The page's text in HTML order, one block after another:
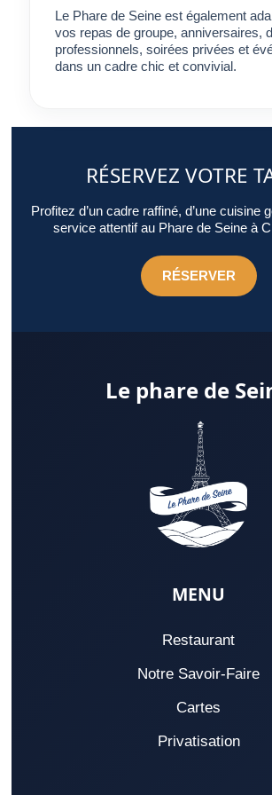
Marne est souvent celui qui répond
Le Phare de Seine est également
vos repas de groupe, anniversaires,
professionnels, soirées privées et
dans un cadre chic et convivial.
RÉSERVEZ VOTRE
Profitez d’un cadre raffiné, d’une cuisine
service attentif au Phare de Seine à
RÉSERVER
Le phare de
MENU
Restaurant
Notre Savoir-Faire
Cartes
Privatisation